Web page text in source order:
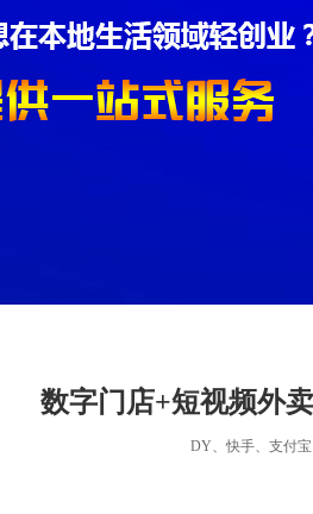
数字门店+短视频外
DY、快手、支付